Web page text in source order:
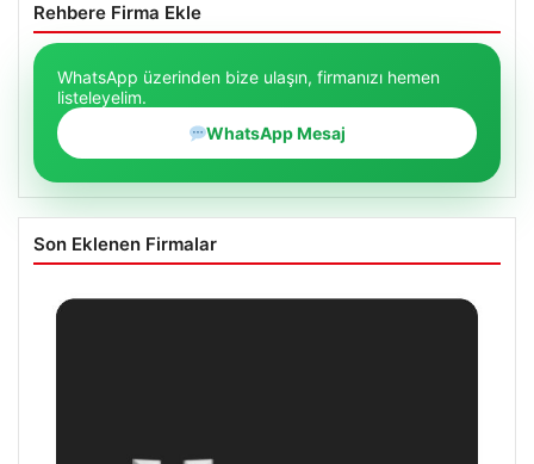
Rehbere Firma Ekle
WhatsApp üzerinden bize ulaşın, firmanızı hemen
listeleyelim.
WhatsApp Mesaj
Son Eklenen Firmalar